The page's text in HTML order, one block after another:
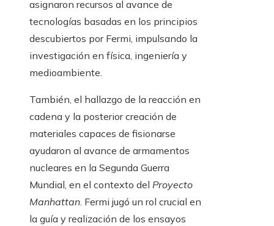
asignaron recursos al avance de
tecnologías basadas en los principios
descubiertos por Fermi, impulsando la
investigación en física, ingeniería y
medioambiente.
También, el hallazgo de la reacción en
cadena y la posterior creación de
materiales capaces de fisionarse
ayudaron al avance de armamentos
nucleares en la Segunda Guerra
Mundial, en el contexto del Proyecto
Manhattan. Fermi jugó un rol crucial en
la guía y realización de los ensayos